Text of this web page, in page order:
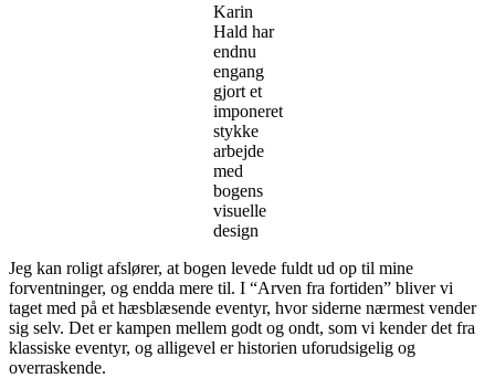
Karin
Hald har
endnu
engang
gjort et
imponeret
stykke
arbejde
med
bogens
visuelle
design
Jeg kan roligt afslører, at bogen levede fuldt ud op til mine
forventninger, og endda mere til. I “Arven fra fortiden” bliver vi
taget med på et hæsblæsende eventyr, hvor siderne nærmest vender
sig selv. Det er kampen mellem godt og ondt, som vi kender det fra
klassiske eventyr, og alligevel er historien uforudsigelig og
overraskende.